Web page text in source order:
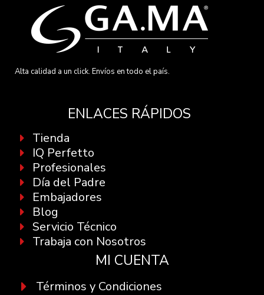
Alta calidad a un click. Envíos en todo el país.
ENLACES RÁPIDOS
Tienda
IQ Perfetto
Profesionales
Día del Padre
Embajadores
Blog
Servicio Técnico
Trabaja con Nosotros
MI CUENTA
Términos y Condiciones